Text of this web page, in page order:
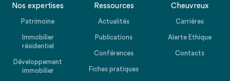
Nos expertises
Patrimoine
Immobilier
résidentiel
Développement
immobilier
Ressources
Actualités
Publications
Conférences
Fiches pratiques
Cheuvreux
Carrières
Alerte Ethique
Contacts